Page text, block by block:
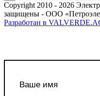
Copyright 2010 - 2026
защищены - ООО
Разработан в